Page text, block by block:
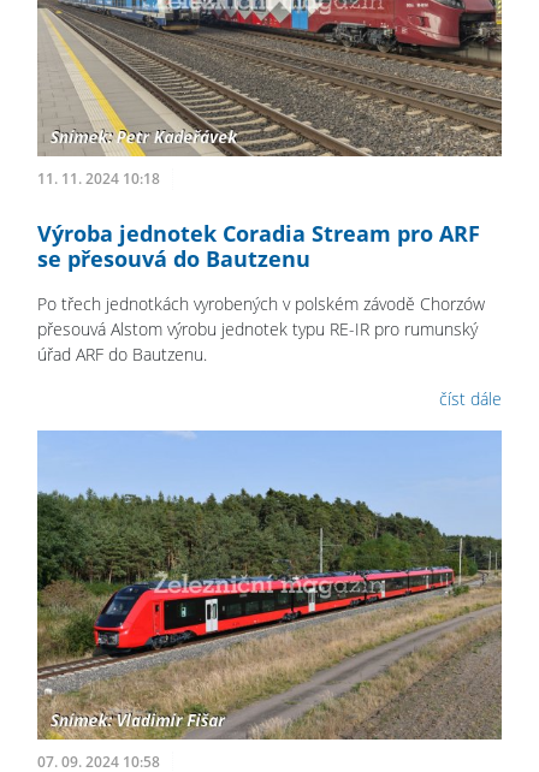
11. 11. 2024 10:18
Výroba jednotek Coradia Stream pro ARF
se přesouvá do Bautzenu
Po třech jednotkách vyrobených v polském závodě Chorzów
přesouvá Alstom výrobu jednotek typu RE-IR pro rumunský
úřad ARF do Bautzenu.
číst dále
07. 09. 2024 10:58